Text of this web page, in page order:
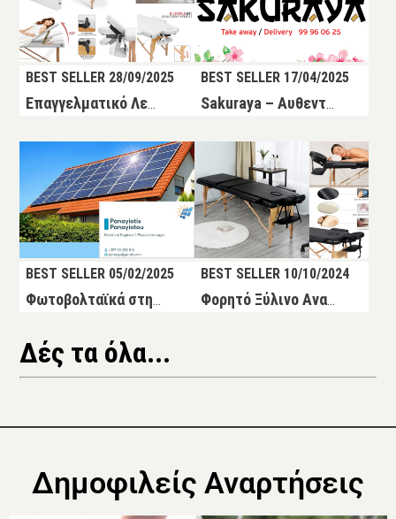
BEST SELLER 28/09/2025
Επαγγελματικό Λευκό Κρεβάτι Μασάζ – Ξύλινο, Φορητό & Αναδιπλούμενο με Super Τιμή στην Κύπρο
BEST SELLER 17/04/2025
Sakuraya – Αυθεντικό Sushi στη Λευκωσία | Takeaway & Delivery
BEST SELLER 05/02/2025
Φωτοβολταϊκά στην Κύπρο από την SolarWings.Cy
BEST SELLER 10/10/2024
Φορητό Ξύλινο Αναδιπλούμενο Επαγγελματικό Κρεβάτι – Κλίνη Μασαζ Φυσικοθεραπείας 3 Ζωνών με Τσάντα Μεταφοράς
Δές τα όλα...
Δημοφιλείς Αναρτήσεις